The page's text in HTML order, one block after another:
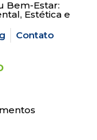
Bem-Estar:
Estética e
Contato